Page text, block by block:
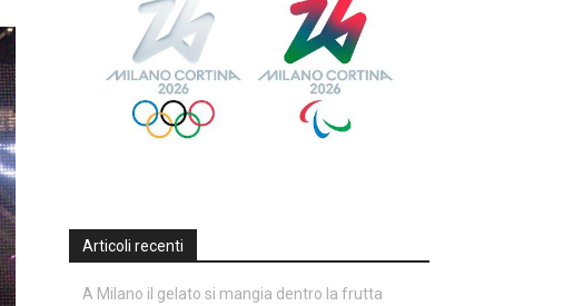
Articoli recenti
A Milano il gelato si mangia dentro la frutta